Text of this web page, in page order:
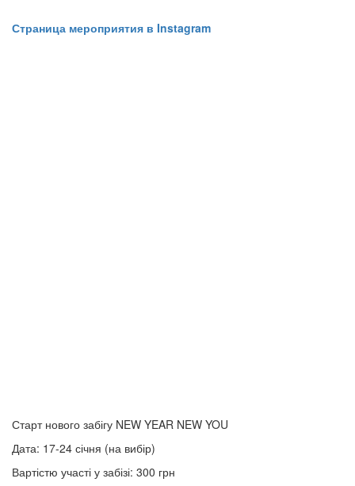
Страница мероприятия в Instagram
Старт нового забігу NEW YEAR NEW YOU
Дата: 17-24 січня (на вибір)
Вартістю участі у забізі: 300 грн